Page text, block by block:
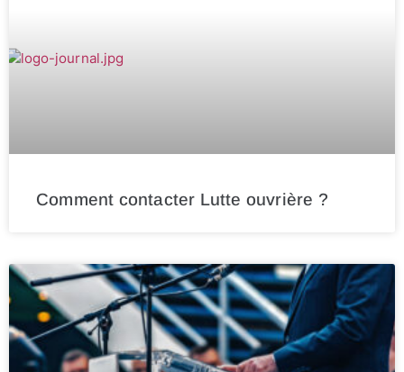
Comment contacter Lutte ouvrière ?